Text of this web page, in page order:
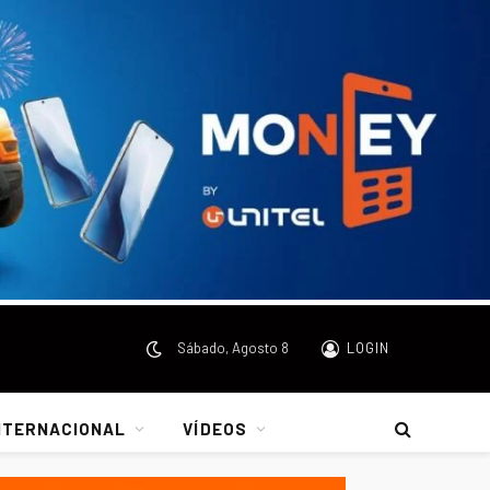
Sábado, Agosto 8 LOGIN
VÍDEOS